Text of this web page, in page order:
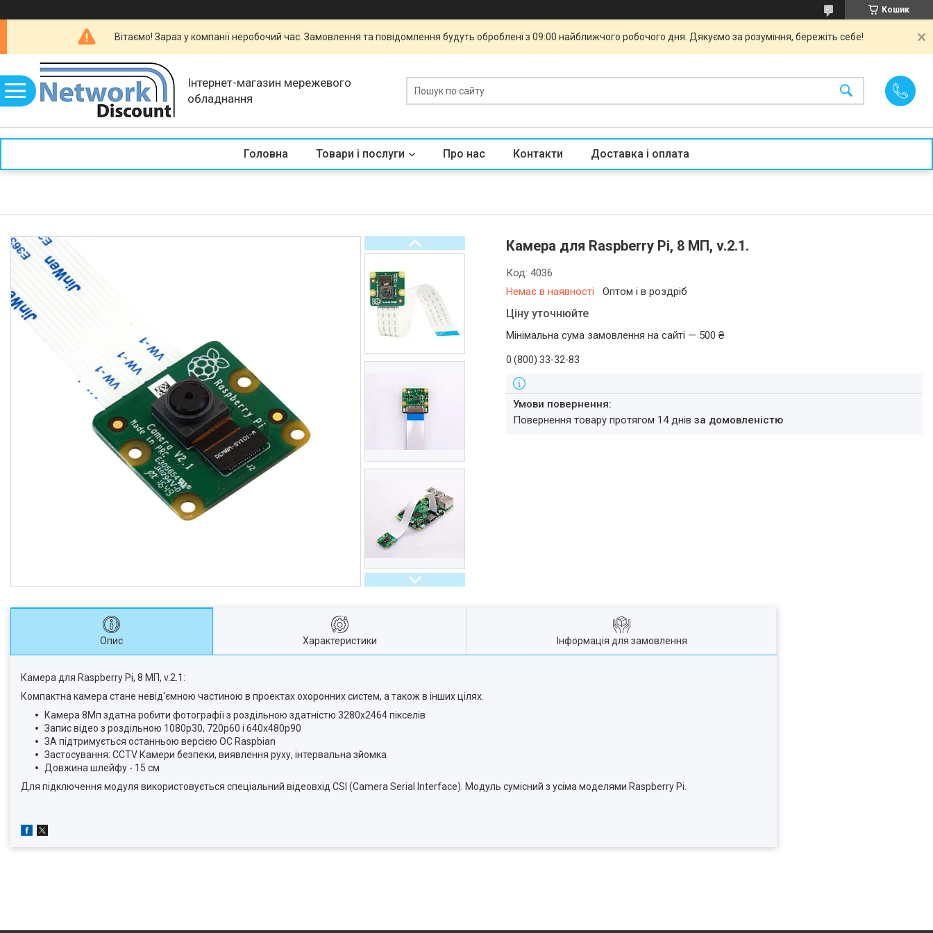
Кошик
Вітаємо! Зараз у компанії неробочий час. Замовлення та повідомлення будуть оброблені з 09:00 найближчого робочого дня. Дякуємо за розуміння, бережіть себе!
Інтернет-магазин мережевого
обладнання
Головна Товари і послуги Про нас Контакти Доставка і оплата
Камера для Raspberry Pi, 8 МП, v.2.1.
Немає в наявності Оптом і в роздріб
Код:4036
Ціну уточнюйте
Мінімальна сума замовлення на сайті — 500 ₴
0 (800) 33-32-83
повернення товару протягом 14 днівза домовленістю
Опис Характеристики Інформація для замовлення
Камера для Raspberry Pi, 8 МП, v.2.1:
Компактна камера стане невід'ємною частиною в проектах охоронних систем, а також в інших цілях.
Камера 8Мп здатна робити фотографії з роздільною здатністю 3280x2464 пікселів
Запис відео з роздільною 1080p30, 720p60 і 640x480p90
ЗА підтримується останньою версією ОС Raspbian
Застосування: CCTV Камери безпеки, виявлення руху, інтервальна зйомка
Довжина шлейфу - 15 см
Для підключення модуля використовується спеціальний відеовхід CSI (Camera Serial Interface). Модуль сумісний з усіма моделями Raspberry Pi.